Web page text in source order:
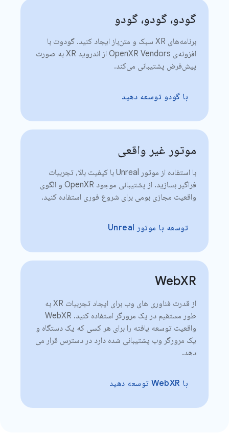
گودو، گودو، گودو
برنامه‌های XR سبک و متن‌باز ایجاد کنید. گودوت با
افزونه‌ی OpenXR Vendors از اندروید XR به صورت
پیش‌فرض پشتیبانی می‌کند.
با گودو توسعه دهید
موتور غیر واقعی
با استفاده از موتور Unreal با کیفیت بالا، تجربیات
فراگیر بسازید. از پشتیبانی موجود OpenXR و الگوی
واقعیت مجازی بومی برای شروع فوری استفاده کنید.
توسعه با موتور Unreal
WebXR
از قدرت فناوری های وب برای ایجاد تجربیات XR به
طور مستقیم در یک مرورگر استفاده کنید. WebXR
واقعیت توسعه یافته را برای هر کسی که یک دستگاه و
یک مرورگر وب پشتیبانی شده دارد در دسترس قرار می
دهد.
با WebXR توسعه دهید